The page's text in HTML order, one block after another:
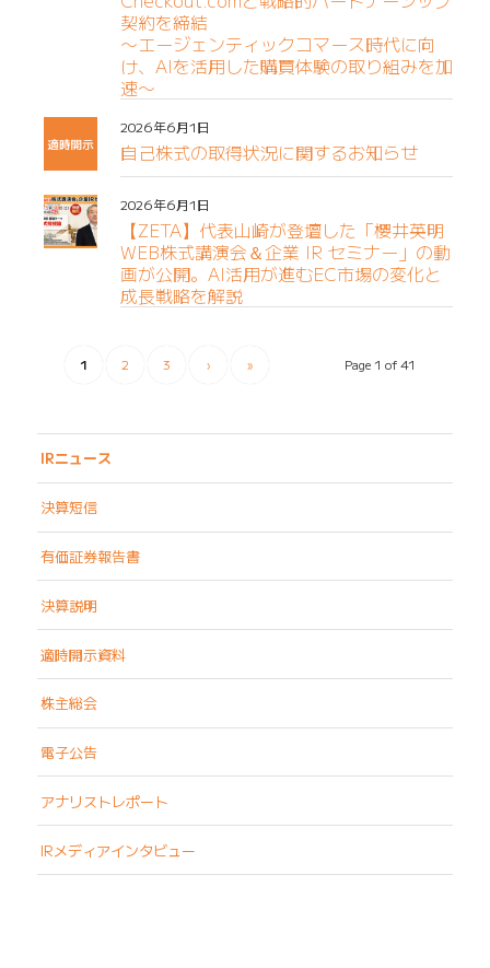
契約を締結
〜エージェンティックコマース時代に向
け、AIを活用した購買体験の取り組みを加
速〜
2026年6月1日
自己株式の取得状況に関するお知らせ
2026年6月1日
【ZETA】代表山崎が登壇した「櫻井英明
WEB株式講演会＆企業 IR セミナー」の動
画が公開。AI活用が進むEC市場の変化と
成長戦略を解説
Page 1 of 41
1 2 3 › »
IRニュース
決算短信
有価証券報告書
決算説明
適時開示資料
株主総会
電子公告
アナリストレポート
IRメディアインタビュー